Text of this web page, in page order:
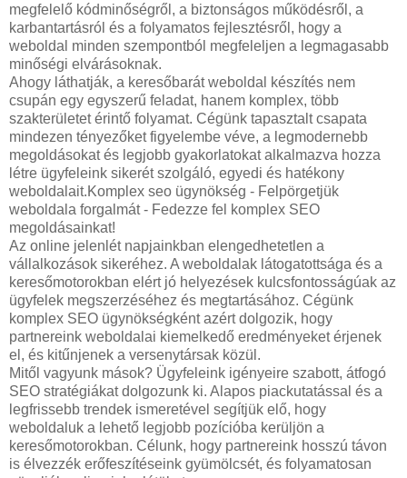
megfelelő kódminőségről, a biztonságos működésről, a
karbantartásról és a folyamatos fejlesztésről, hogy a
weboldal minden szempontból megfeleljen a legmagasabb
minőségi elvárásoknak.
Ahogy láthatják, a keresőbarát weboldal készítés nem
csupán egy egyszerű feladat, hanem komplex, több
szakterületet érintő folyamat. Cégünk tapasztalt csapata
mindezen tényezőket figyelembe véve, a legmodernebb
megoldásokat és legjobb gyakorlatokat alkalmazva hozza
létre ügyfeleink sikerét szolgáló, egyedi és hatékony
weboldalait.Komplex seo ügynökség - Felpörgetjük
weboldala forgalmát - Fedezze fel komplex SEO
megoldásainkat!
Az online jelenlét napjainkban elengedhetetlen a
vállalkozások sikeréhez. A weboldalak látogatottsága és a
keresőmotorokban elért jó helyezések kulcsfontosságúak az
ügyfelek megszerzéséhez és megtartásához. Cégünk
komplex SEO ügynökségként azért dolgozik, hogy
partnereink weboldalai kiemelkedő eredményeket érjenek
el, és kitűnjenek a versenytársak közül.
Mitől vagyunk mások? Ügyfeleink igényeire szabott, átfogó
SEO stratégiákat dolgozunk ki. Alapos piackutatással és a
legfrissebb trendek ismeretével segítjük elő, hogy
weboldaluk a lehető legjobb pozícióba kerüljön a
keresőmotorokban. Célunk, hogy partnereink hosszú távon
is élvezzék erőfeszítéseink gyümölcsét, és folyamatosan